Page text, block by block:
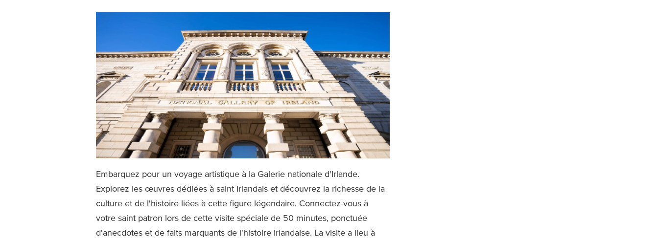
Embarquez pour un voyage artistique à la Galerie nationale d'Irlande.
Explorez les œuvres dédiées à saint Irlandais et découvrez la richesse de la
culture et de l'histoire liées à cette figure légendaire. Connectez-vous à
votre saint patron lors de cette visite spéciale de 50 minutes, ponctuée
d'anecdotes et de faits marquants de l'histoire irlandaise. La visite a lieu à